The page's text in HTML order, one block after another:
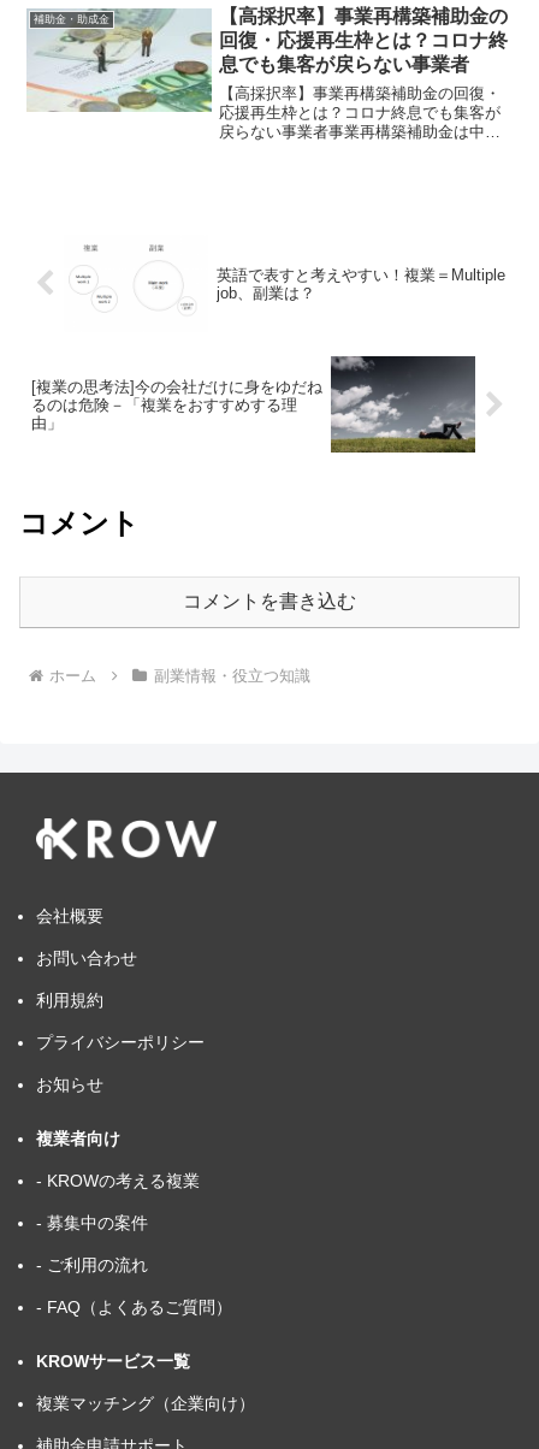
ーマンの方が増えてきています。複業が
浸透し始めている理由は、「や...
補助金・助成金
【高採択率】事業再構築補助金の
回復・応援再生枠とは？コロナ終
息でも集客が戻らない事業者
【高採択率】事業再構築補助金の回復・
応援再生枠とは？コロナ終息でも集客が
戻らない事業者事業再構築補助金は中小
英語で表すと考えやすい！複業＝Multiple
job、副業は？
[複業の思考法]今の会社だけに身をゆだね
るのは危険－「複業をおすすめする理
由」
コメント
コメントを書き込む
ホーム 副業情報・役立つ知識
会社概要
お問い合わせ
利用規約
プライバシーポリシー
お知らせ
複業者向け
- KROWの考える複業
- 募集中の案件
- ご利用の流れ
- FAQ（よくあるご質問）
KROWサービス一覧
複業マッチング（企業向け）
補助金申請サポート